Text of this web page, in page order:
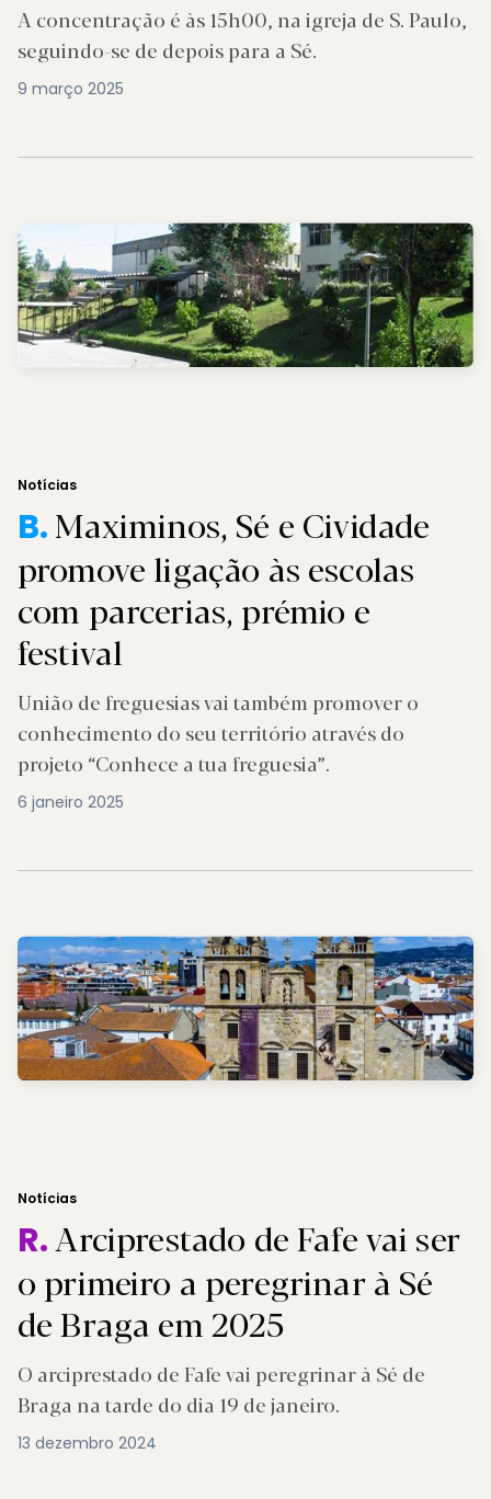
A concentração é às 15h00, na igreja de S. Paulo,
seguindo-se de depois para a Sé.
9 março 2025
Notícias
B.Maximinos, Sé e Cividade
promove ligação às escolas
com parcerias, prémio e
festival
União de freguesias vai também promover o
conhecimento do seu território através do
projeto “Conhece a tua freguesia”.
6 janeiro 2025
Notícias
R.Arciprestado de Fafe vai ser
o primeiro a peregrinar à Sé
de Braga em 2025
O arciprestado de Fafe vai peregrinar à Sé de
Braga na tarde do dia 19 de janeiro.
13 dezembro 2024